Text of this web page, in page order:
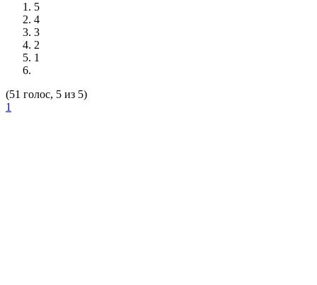
5
4
3
2
1
(51 голос, 5 из 5)
1